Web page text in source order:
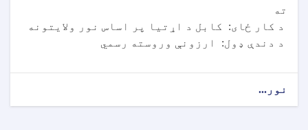
ته
د کار ځای: کابل د اړتیا پر اساس نور ولایتونه
د دندې ډول: ارزونې وروسته رسمي
نور...